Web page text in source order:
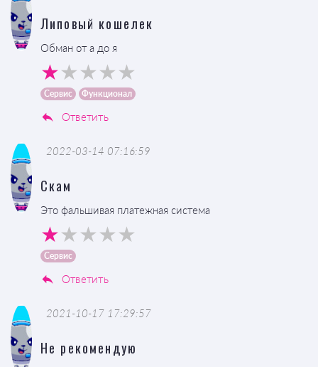
Липовый кошелек
Обман от а до я
Сервис Функционал
Ответить
2022-03-14 07:16:59
Скам
Это фальшивая платежная система
Сервис
Ответить
2021-10-17 17:29:57
Не рекомендую